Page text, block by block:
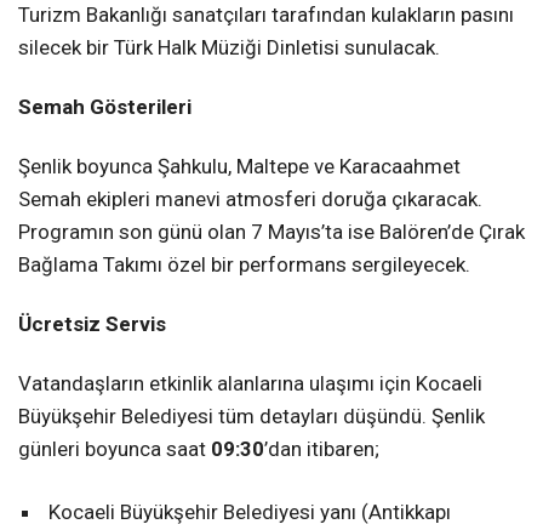
Turizm Bakanlığı sanatçıları tarafından kulakların pasını
silecek bir Türk Halk Müziği Dinletisi sunulacak.
Semah Gösterileri
Şenlik boyunca Şahkulu, Maltepe ve Karacaahmet
Semah ekipleri manevi atmosferi doruğa çıkaracak.
Programın son günü olan 7 Mayıs’ta ise Balören’de Çırak
Bağlama Takımı özel bir performans sergileyecek.
Ücretsiz Servis
Vatandaşların etkinlik alanlarına ulaşımı için Kocaeli
Büyükşehir Belediyesi tüm detayları düşündü. Şenlik
günleri boyunca saat 09:30’dan itibaren;
Kocaeli Büyükşehir Belediyesi yanı (Antikkapı